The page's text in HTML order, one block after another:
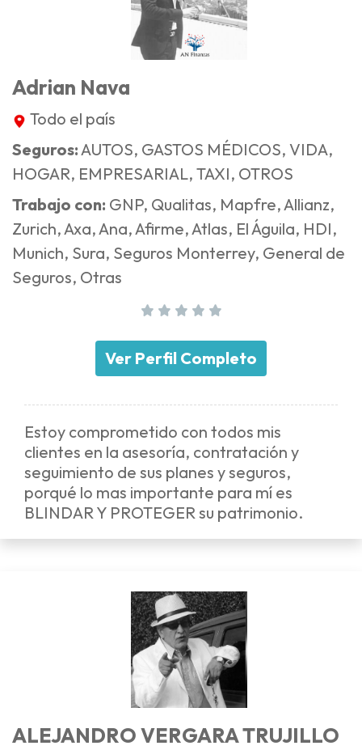
Adrian Nava
Todo el país
Seguros:AUTOS, GASTOS MÉDICOS, VIDA,
HOGAR, EMPRESARIAL, TAXI, OTROS
Trabajo con: GNP, Qualitas, Mapfre, Allianz,
Zurich, Axa, Ana, Afirme, Atlas, El Águila, HDI,
Munich, Sura, Seguros Monterrey, General de
Seguros, Otras
Ver Perfil Completo
Estoy comprometido con todos mis
clientes en la asesoría, contratación y
seguimiento de sus planes y seguros,
porqué lo mas importante para mí es
BLINDAR Y PROTEGER su patrimonio.
ALEJANDRO VERGARA TRUJILLO